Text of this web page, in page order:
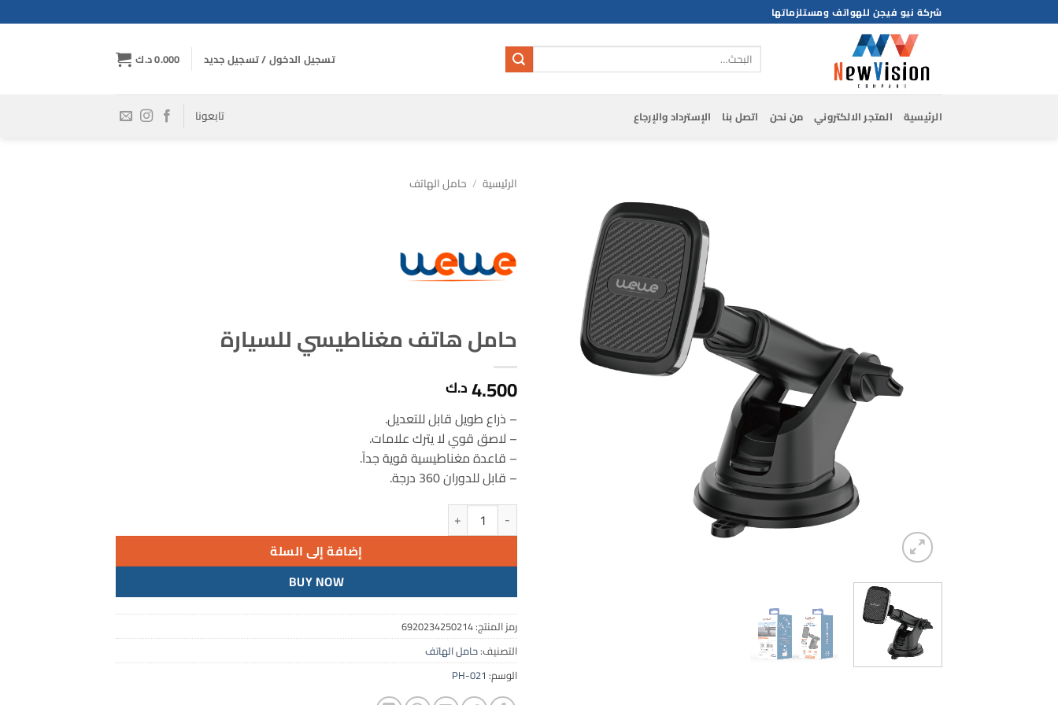
للمحتوى
شركة نيو فيجن للهواتف ومستلزماتها
البحث
عن:
تسجيل الدخول / تسجيل جديد 0.000د.ك
الرئيسية المتجر الالكتروني من نحن اتصل بنا الإسترداد والإرجاع تابعونا
الرئيسية / حامل الهاتف
حامل هاتف مغناطيسي للسيارة
4.500د.ك
– ذراع طويل قابل للتعديل.
– لاصق قوي لا يترك علامات.
– قاعدة مغناطيسية قوية جداً.
– قابل للدوران 360 درجة.
كمية حامل هاتف مغناطيسي للسيارة
إضافة إلى السلة
BUY NOW
رمز المنتج:6920234250214
التصنيف:حامل الهاتف
الوسم: PH-021